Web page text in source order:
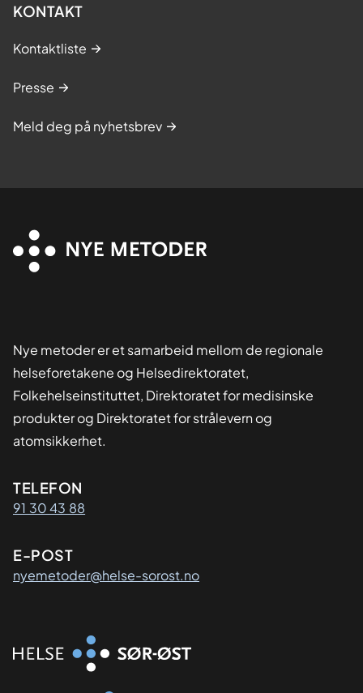
KONTAKT
Kontaktliste
Presse
Meld deg på nyhetsbrev
Nye metoder er et samarbeid mellom de regionale
helseforetakene og Helsedirektoratet,
Folkehelseinstituttet, Direktoratet for medisinske
produkter og Direktoratet for strålevern og
atomsikkerhet.
Kontaktinformasjon
TELEFON
91 30 43 88
E-POST
nyemetoder@helse-sorost.no
Organisasjon